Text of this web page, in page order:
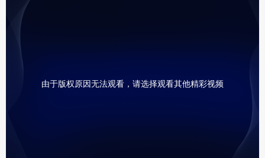
由于版权原因无法观看，请选择观看其他精彩视频